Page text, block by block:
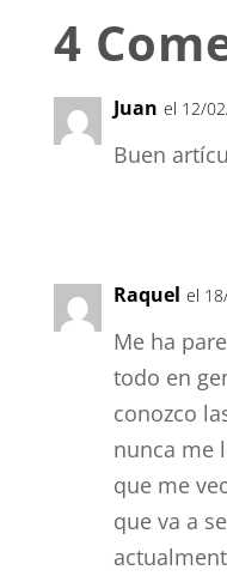
4
Juan el 12/
Buen
Raquel el
Me ha
todo en
conozco
nunca me
que me
que va a